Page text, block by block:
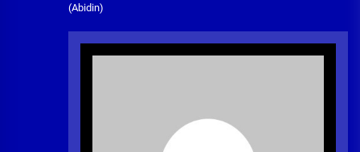
(Abidin)